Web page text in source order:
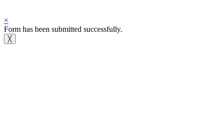
×
Form has been submitted successfully.
╳